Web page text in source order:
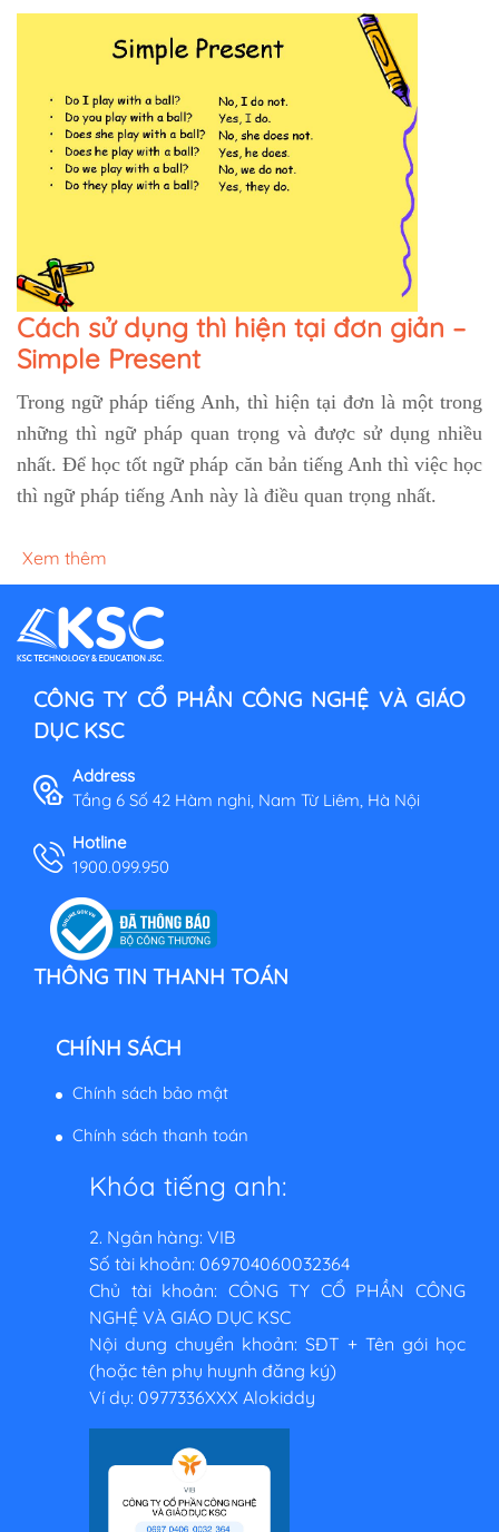
Cách sử dụng thì hiện tại đơn giản –
Simple Present
Trong ngữ pháp tiếng Anh, thì hiện tại đơn là một trong
những thì ngữ pháp quan trọng và được sử dụng nhiều
nhất. Để học tốt ngữ pháp căn bản tiếng Anh thì việc học
thì ngữ pháp tiếng Anh này là điều quan trọng nhất.
Xem thêm
CÔNG TY CỔ PHẦN CÔNG NGHỆ VÀ GIÁO
DỤC KSC
Address
Tầng 6 Số 42 Hàm nghi, Nam Từ Liêm, Hà Nội
Hotline
1900.099.950
THÔNG TIN THANH TOÁN
CHÍNH SÁCH
Chính sách bảo mật
Chính sách thanh toán
Khóa tiếng anh:
2. Ngân hàng: VIB
Số tài khoản: 069704060032364
Chủ tài khoản: CÔNG TY CỔ PHẦN CÔNG
NGHỆ VÀ GIÁO DỤC KSC
Nội dung chuyển khoản: SĐT + Tên gói học
(hoặc tên phụ huynh đăng ký)
Ví dụ: 0977336XXX Alokiddy